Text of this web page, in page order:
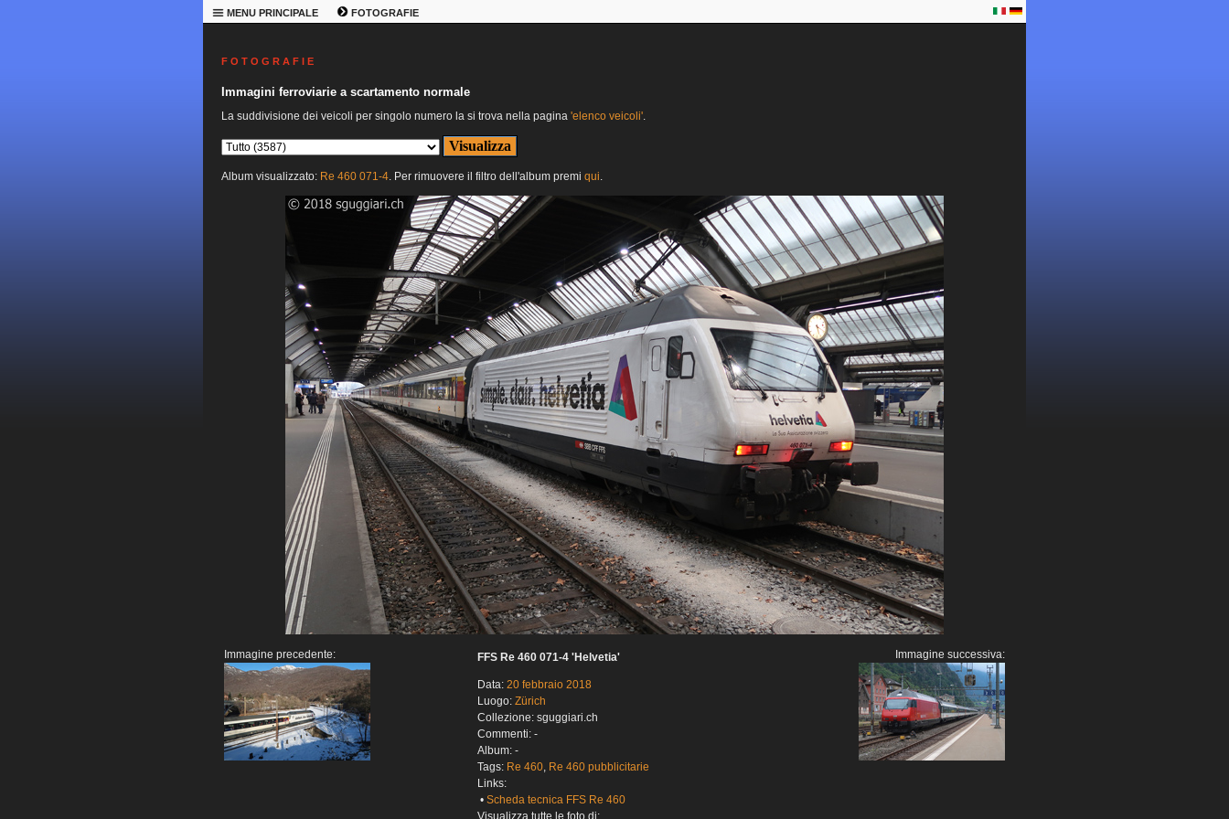
MENU PRINCIPALE FOTOGRAFIE
F O T O G R A F I E
Immagini ferroviarie a scartamento normale
La suddivisione dei veicoli per singolo numero la si trova nella pagina 'elenco veicoli'.
Album visualizzato: Re 460 071-4. Per rimuovere il filtro dell'album premi qui.
Immagine precedente: FFS Re 460 071-4 'Helvetia'
Data: 20 febbraio 2018
Luogo: Zürich
Collezione: sguggiari.ch
Commenti: -
Album: -
Tags: Re 460, Re 460 pubblicitarie
Links:
• Scheda tecnica FFS Re 460
Immagine successiva: